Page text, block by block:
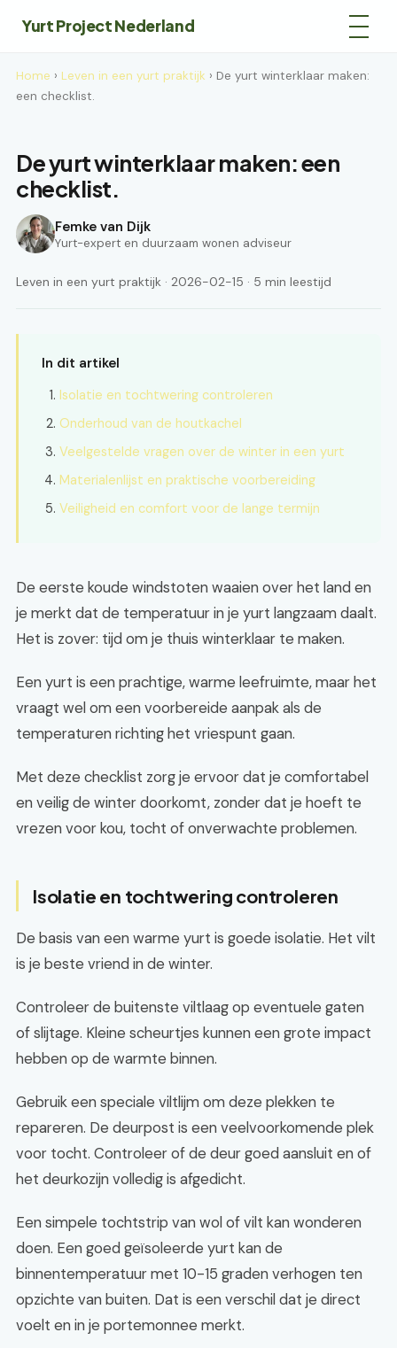
Yurt Project Nederland
Home › Leven in een yurt praktijk › De yurt winterklaar maken:
een checklist.
De yurt winterklaar maken: een
checklist.
Femke van Dijk
Yurt-expert en duurzaam wonen adviseur
Leven in een yurt praktijk · 2026-02-15 · 5 min leestijd
In dit artikel
Isolatie en tochtwering controleren
Onderhoud van de houtkachel
Veelgestelde vragen over de winter in een yurt
Materialenlijst en praktische voorbereiding
Veiligheid en comfort voor de lange termijn
De eerste koude windstoten waaien over het land en
je merkt dat de temperatuur in je yurt langzaam daalt.
Het is zover: tijd om je thuis winterklaar te maken.
Een yurt is een prachtige, warme leefruimte, maar het
vraagt wel om een voorbereide aanpak als de
temperaturen richting het vriespunt gaan.
Met deze checklist zorg je ervoor dat je comfortabel
en veilig de winter doorkomt, zonder dat je hoeft te
vrezen voor kou, tocht of onverwachte problemen.
Isolatie en tochtwering controleren
De basis van een warme yurt is goede isolatie. Het vilt
is je beste vriend in de winter.
Controleer de buitenste viltlaag op eventuele gaten
of slijtage. Kleine scheurtjes kunnen een grote impact
hebben op de warmte binnen.
Gebruik een speciale viltlijm om deze plekken te
repareren. De deurpost is een veelvoorkomende plek
voor tocht. Controleer of de deur goed aansluit en of
het deurkozijn volledig is afgedicht.
Een simpele tochtstrip van wol of vilt kan wonderen
doen. Een goed geïsoleerde yurt kan de
binnentemperatuur met 10-15 graden verhogen ten
opzichte van buiten. Dat is een verschil dat je direct
voelt en in je portemonnee merkt.